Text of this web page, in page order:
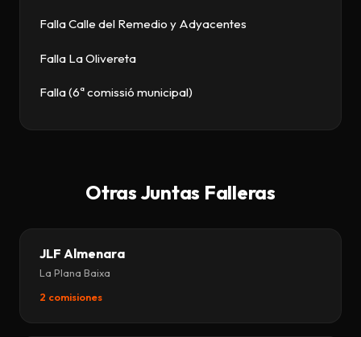
Falla Calle del Remedio y Adyacentes
Falla La Olivereta
Falla (6ª comissió municipal)
Otras Juntas Falleras
JLF Almenara
La Plana Baixa
2 comisiones